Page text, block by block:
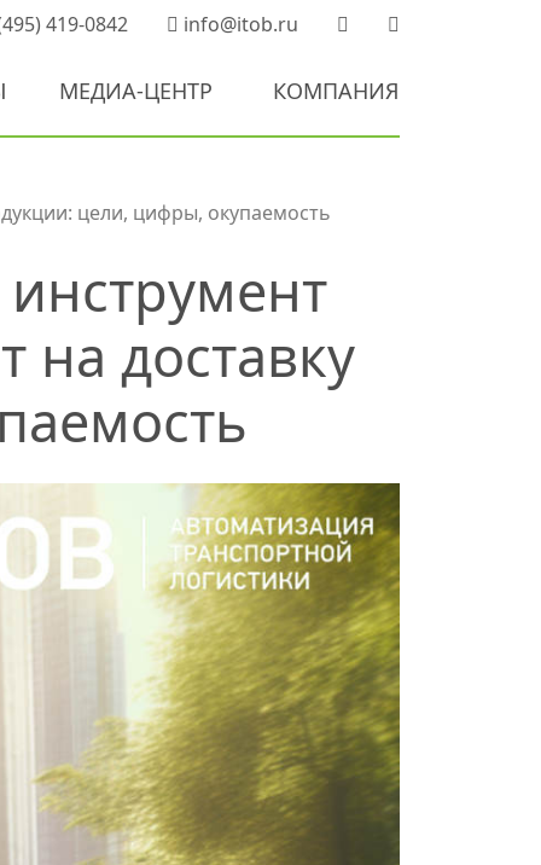
419-0842 info@itob.ru
МЕДИА-ЦЕНТР КОМПАНИЯ
цели, цифры, окупаемость
на доставку